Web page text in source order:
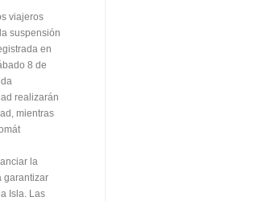
viajeros
suspensión
en
8 de
realizarán
mientras
la
garantizar
Isla. Las